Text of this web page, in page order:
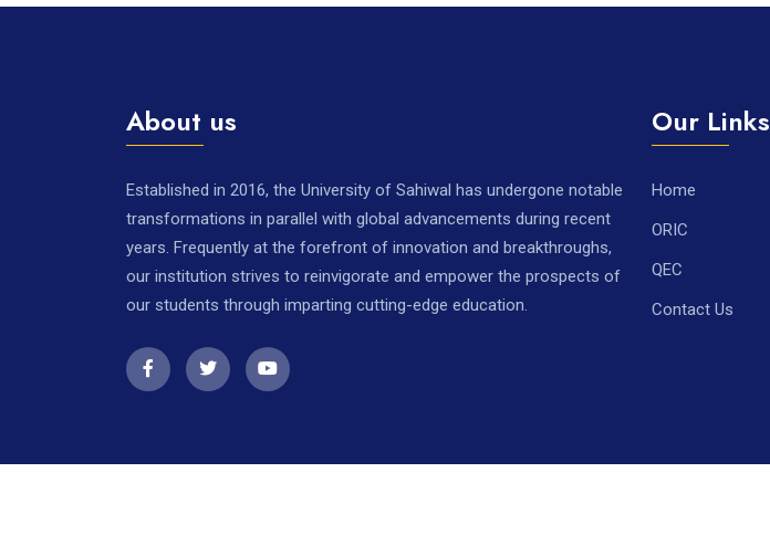
About us
Established in 2016, the University of Sahiwal has undergone notable
transformations in parallel with global advancements during recent
years. Frequently at the forefront of innovation and breakthroughs,
our institution strives to reinvigorate and empower the prospects of
our students through imparting cutting-edge education.
Our Links
Home
ORIC
QEC
Contact Us